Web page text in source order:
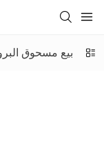
آلة بيع مسحوق